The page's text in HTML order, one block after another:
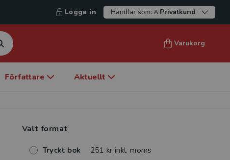
Logga in Handlar som: Privatkund
Varukorg
Författare Aktuellt
Valt format
Tryckt bok 251 kr inkl. moms